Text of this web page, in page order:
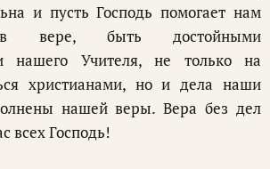
и пусть Господь помогает нам
в вере, быть достойными
нашего Учителя, не только на
христианами, но и дела наши
нашей веры. Вера без дел
всех Господь!